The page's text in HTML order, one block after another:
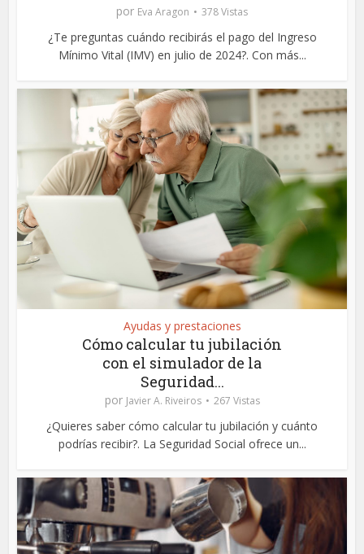
por Eva Aragon 378 Vistas
¿Te preguntas cuándo recibirás el pago del Ingreso
Mínimo Vital (IMV) en julio de 2024?. Con más...
Ayudas y prestaciones
Cómo calcular tu jubilación
con el simulador de la
Seguridad...
por Javier A. Riveiros 267 Vistas
¿Quieres saber cómo calcular tu jubilación y cuánto
podrías recibir?. La Seguridad Social ofrece un...